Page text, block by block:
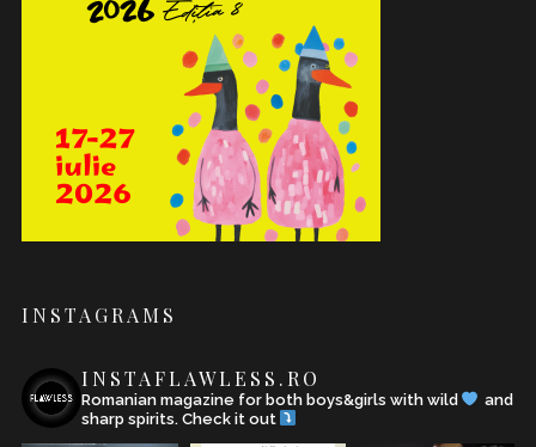
INSTAGRAMS
INSTAFLAWLESS.RO
Romanian magazine for both boys&girls with wild
and
sharp spirits. Check it out